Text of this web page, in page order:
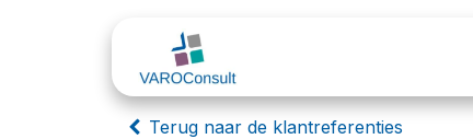
Terug naar de klantreferenties